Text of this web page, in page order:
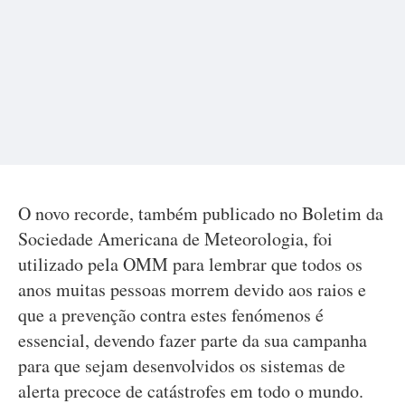
O novo recorde, também publicado no Boletim da
Sociedade Americana de Meteorologia, foi
utilizado pela OMM para lembrar que todos os
anos muitas pessoas morrem devido aos raios e
que a prevenção contra estes fenómenos é
essencial, devendo fazer parte da sua campanha
para que sejam desenvolvidos os sistemas de
alerta precoce de catástrofes em todo o mundo.